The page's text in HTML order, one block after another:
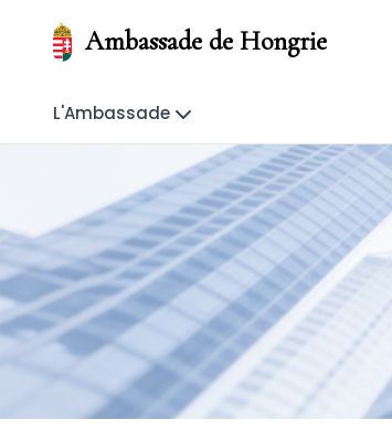
Ambassade de Hongrie
L'Ambassade